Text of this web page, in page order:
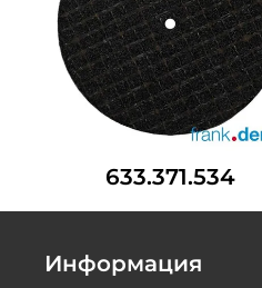
633.371.534
Информация